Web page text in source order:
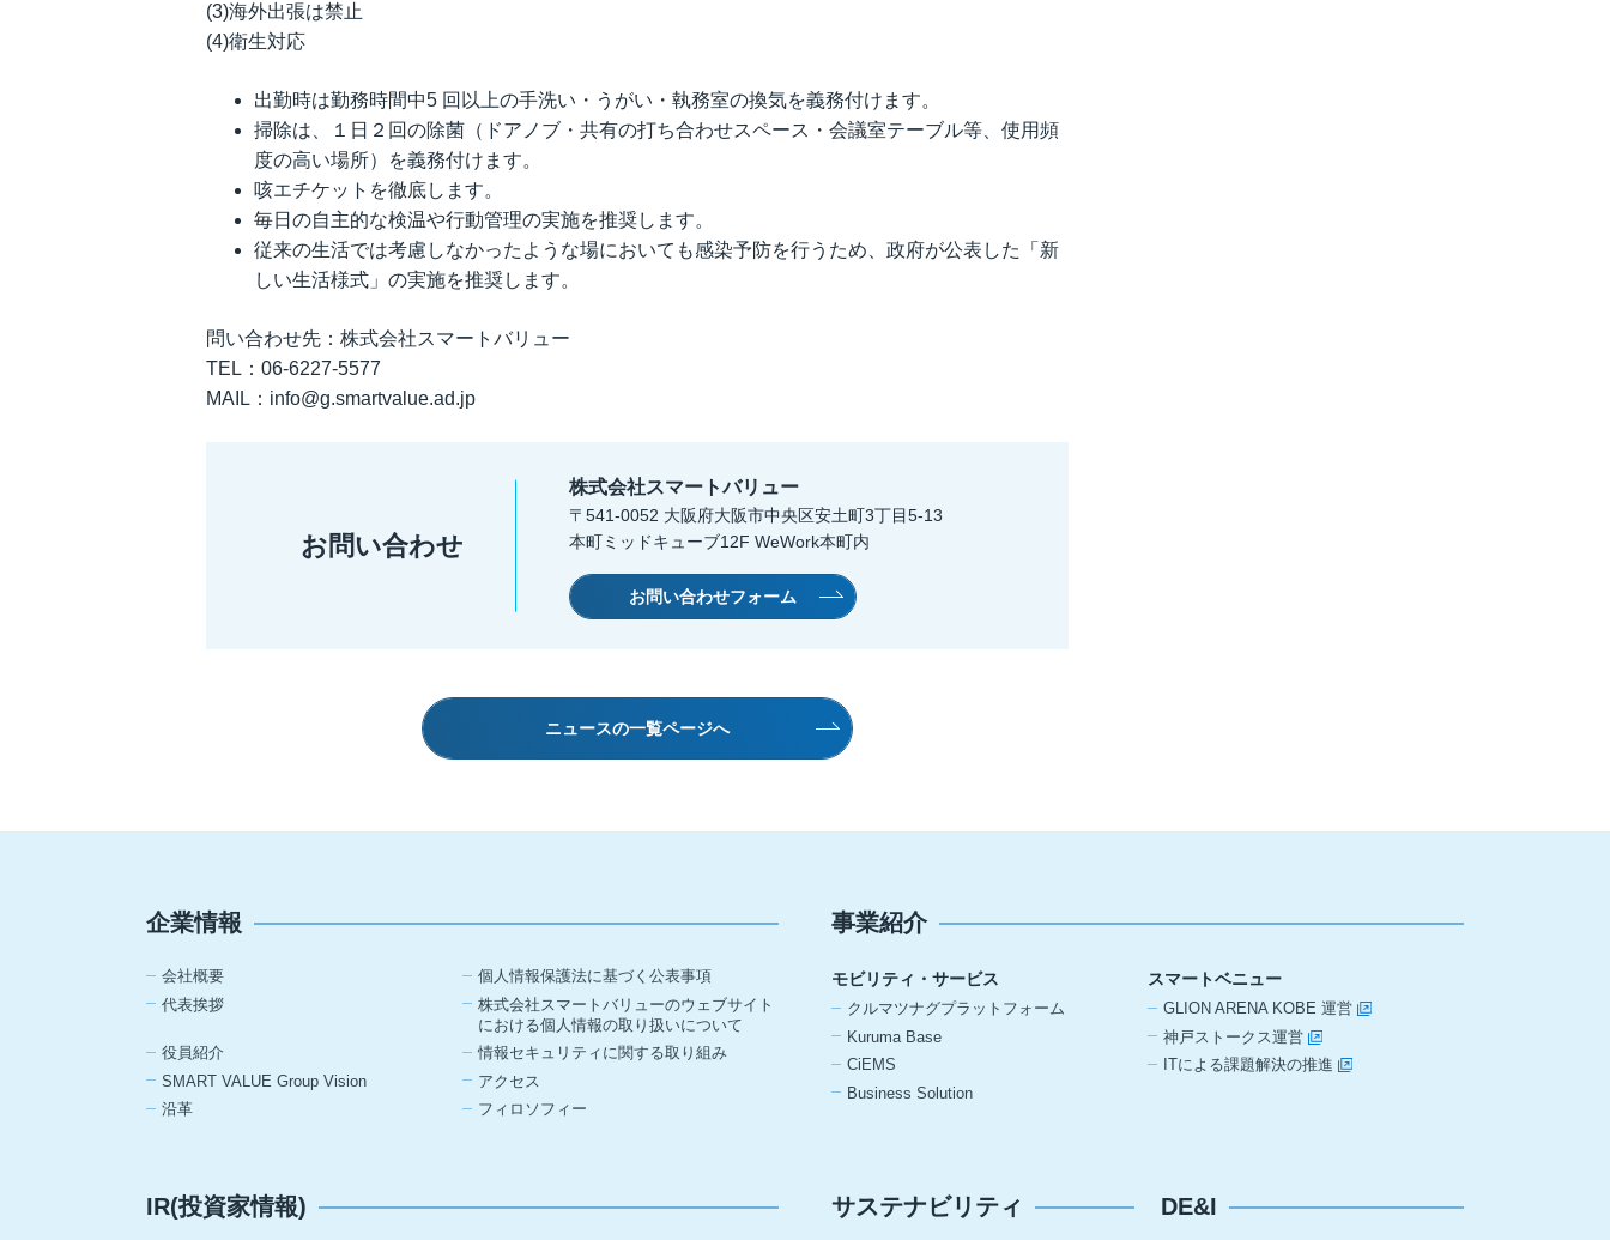
(3)海外出張は禁止
(4)衛生対応
出勤時は勤務時間中5 回以上の手洗い・うがい・執務室の換気を義務付けます。
掃除は、１日２回の除菌（ドアノブ・共有の打ち合わせスペース・会議室テーブル等、使用頻
度の高い場所）を義務付けます。
咳エチケットを徹底します。
毎日の自主的な検温や行動管理の実施を推奨します。
従来の生活では考慮しなかったような場においても感染予防を行うため、政府が公表した「新
しい生活様式」の実施を推奨します。
問い合わせ先：株式会社スマートバリュー
TEL：06‐6227‐5577
MAIL：info@g.smartvalue.ad.jp
お問い合わせ
株式会社スマートバリュー
〒541-0052 大阪府大阪市中央区安土町3丁目5-13
本町ミッドキューブ12F WeWork本町内
お問い合わせフォーム
ニュースの一覧ページへ
企業情報
会社概要
個人情報保護法に基づく公表事項
代表挨拶
株式会社スマートバリューのウェブサイト
における個人情報の取り扱いについて
役員紹介
情報セキュリティに関する取り組み
SMART VALUE Group Vision
アクセス
沿革
フィロソフィー
事業紹介
モビリティ・サービス
クルマツナグプラットフォーム
Kuruma Base
CiEMS
Business Solution
スマートベニュー
GLION ARENA KOBE 運営
神戸ストークス運営
ITによる課題解決の推進
IR(投資家情報) サステナビリティ DE&I